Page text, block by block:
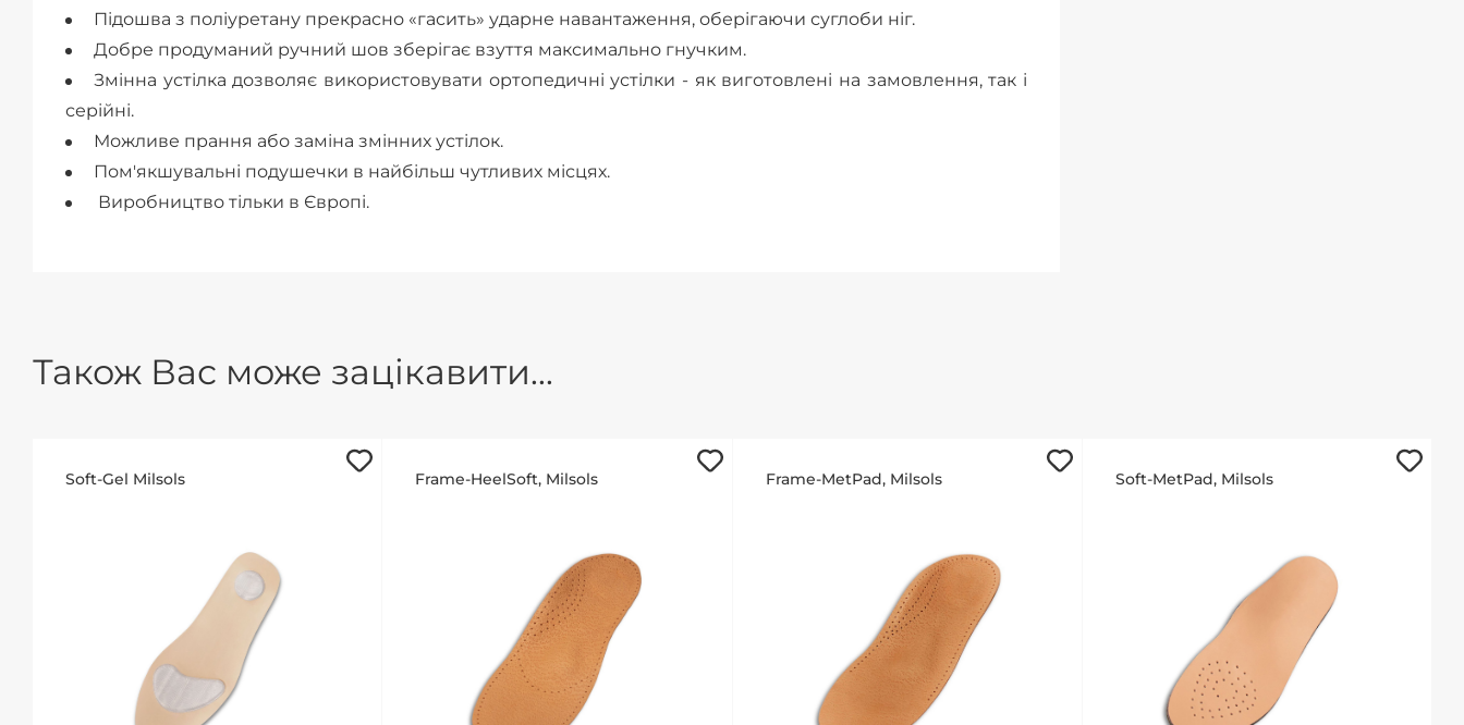
Підошва з поліуретану прекрасно «гасить» ударне навантаження, оберігаючи суглоби ніг.
Добре продуманий ручний шов зберігає взуття максимально гнучким.
Змінна устілка дозволяє використовувати ортопедичні устілки - як виготовлені на замовлення, так і
серійні.
Можливе прання або заміна змінних устілок.
Пом'якшувальні подушечки в найбільш чутливих місцях.
Виробництво тільки в Європі.
Також Вас може зацікавити...
Soft-Gel Milsols Frame-HeelSoft, Milsols Frame-MetPad, Milsols Soft-MetPad, Milsols